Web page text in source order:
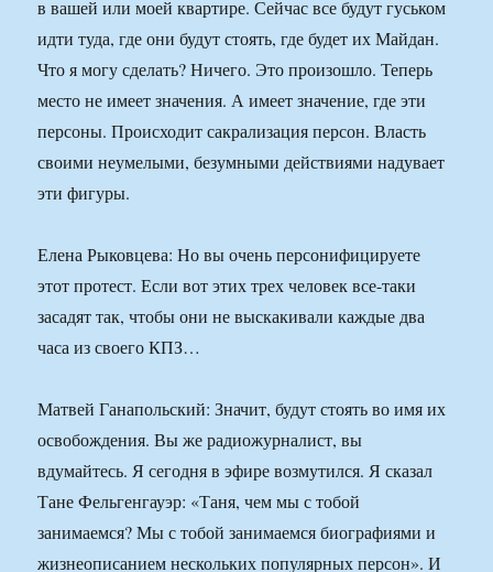
в вашей или моей квартире. Сейчас все будут гуськом
идти туда, где они будут стоять, где будет их Майдан.
Что я могу сделать? Ничего. Это произошло. Теперь
место не имеет значения. А имеет значение, где эти
персоны. Происходит сакрализация персон. Власть
своими неумелыми, безумными действиями надувает
эти фигуры.
Елена Рыковцева: Но вы очень персонифицируете
этот протест. Если вот этих трех человек все-таки
засадят так, чтобы они не выскакивали каждые два
часа из своего КПЗ…
Матвей Ганапольский: Значит, будут стоять во имя их
освобождения. Вы же радиожурналист, вы
вдумайтесь. Я сегодня в эфире возмутился. Я сказал
Тане Фельгенгауэр: «Таня, чем мы с тобой
занимаемся? Мы с тобой занимаемся биографиями и
жизнеописанием нескольких популярных персон». И